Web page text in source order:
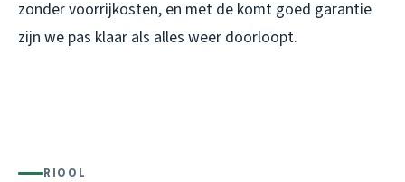
zonder voorrijkosten, en met de komt goed garantie
zijn we pas klaar als alles weer doorloopt.
RIOOL